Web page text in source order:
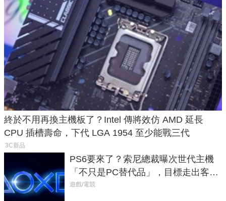
終於不用再換主機板了？Intel 傳將效仿 AMD 延長
CPU 插槽壽命，下代 LGA 1954 至少能戰三代
3C新品
PS6要來了？索尼總裁曝次世代主機
「不只是PC替代品」，目標走出客
廳、進軍電競桌面
遊戲/電競